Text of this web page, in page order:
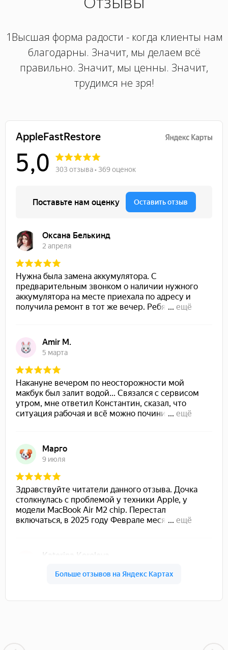
1Высшая форма радости - когда клиенты нам
благодарны. Значит, мы делаем всё
правильно. Значит, мы ценны. Значит,
трудимся не зря!